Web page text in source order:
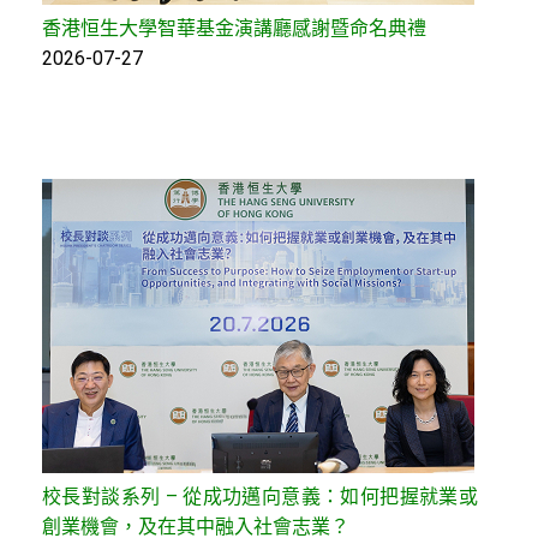
香港恒生大學智華基金演講廳感謝暨命名典禮
2026-07-27
校長對談系列 – 從成功邁向意義：如何把握就業或
創業機會，及在其中融入社會志業？